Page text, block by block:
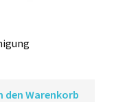
den Warenkorb